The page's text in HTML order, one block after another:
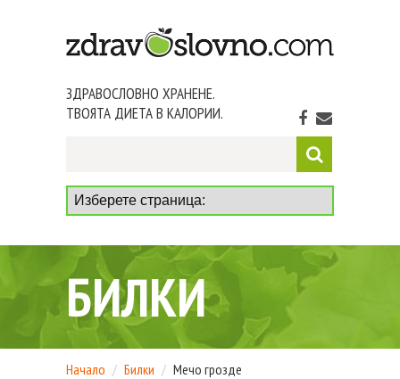
ЗДРАВОСЛОВНО ХРАНЕНЕ.
ТВОЯТА ДИЕТА В КАЛОРИИ.
БИЛКИ
Начало Билки Мечо грозде